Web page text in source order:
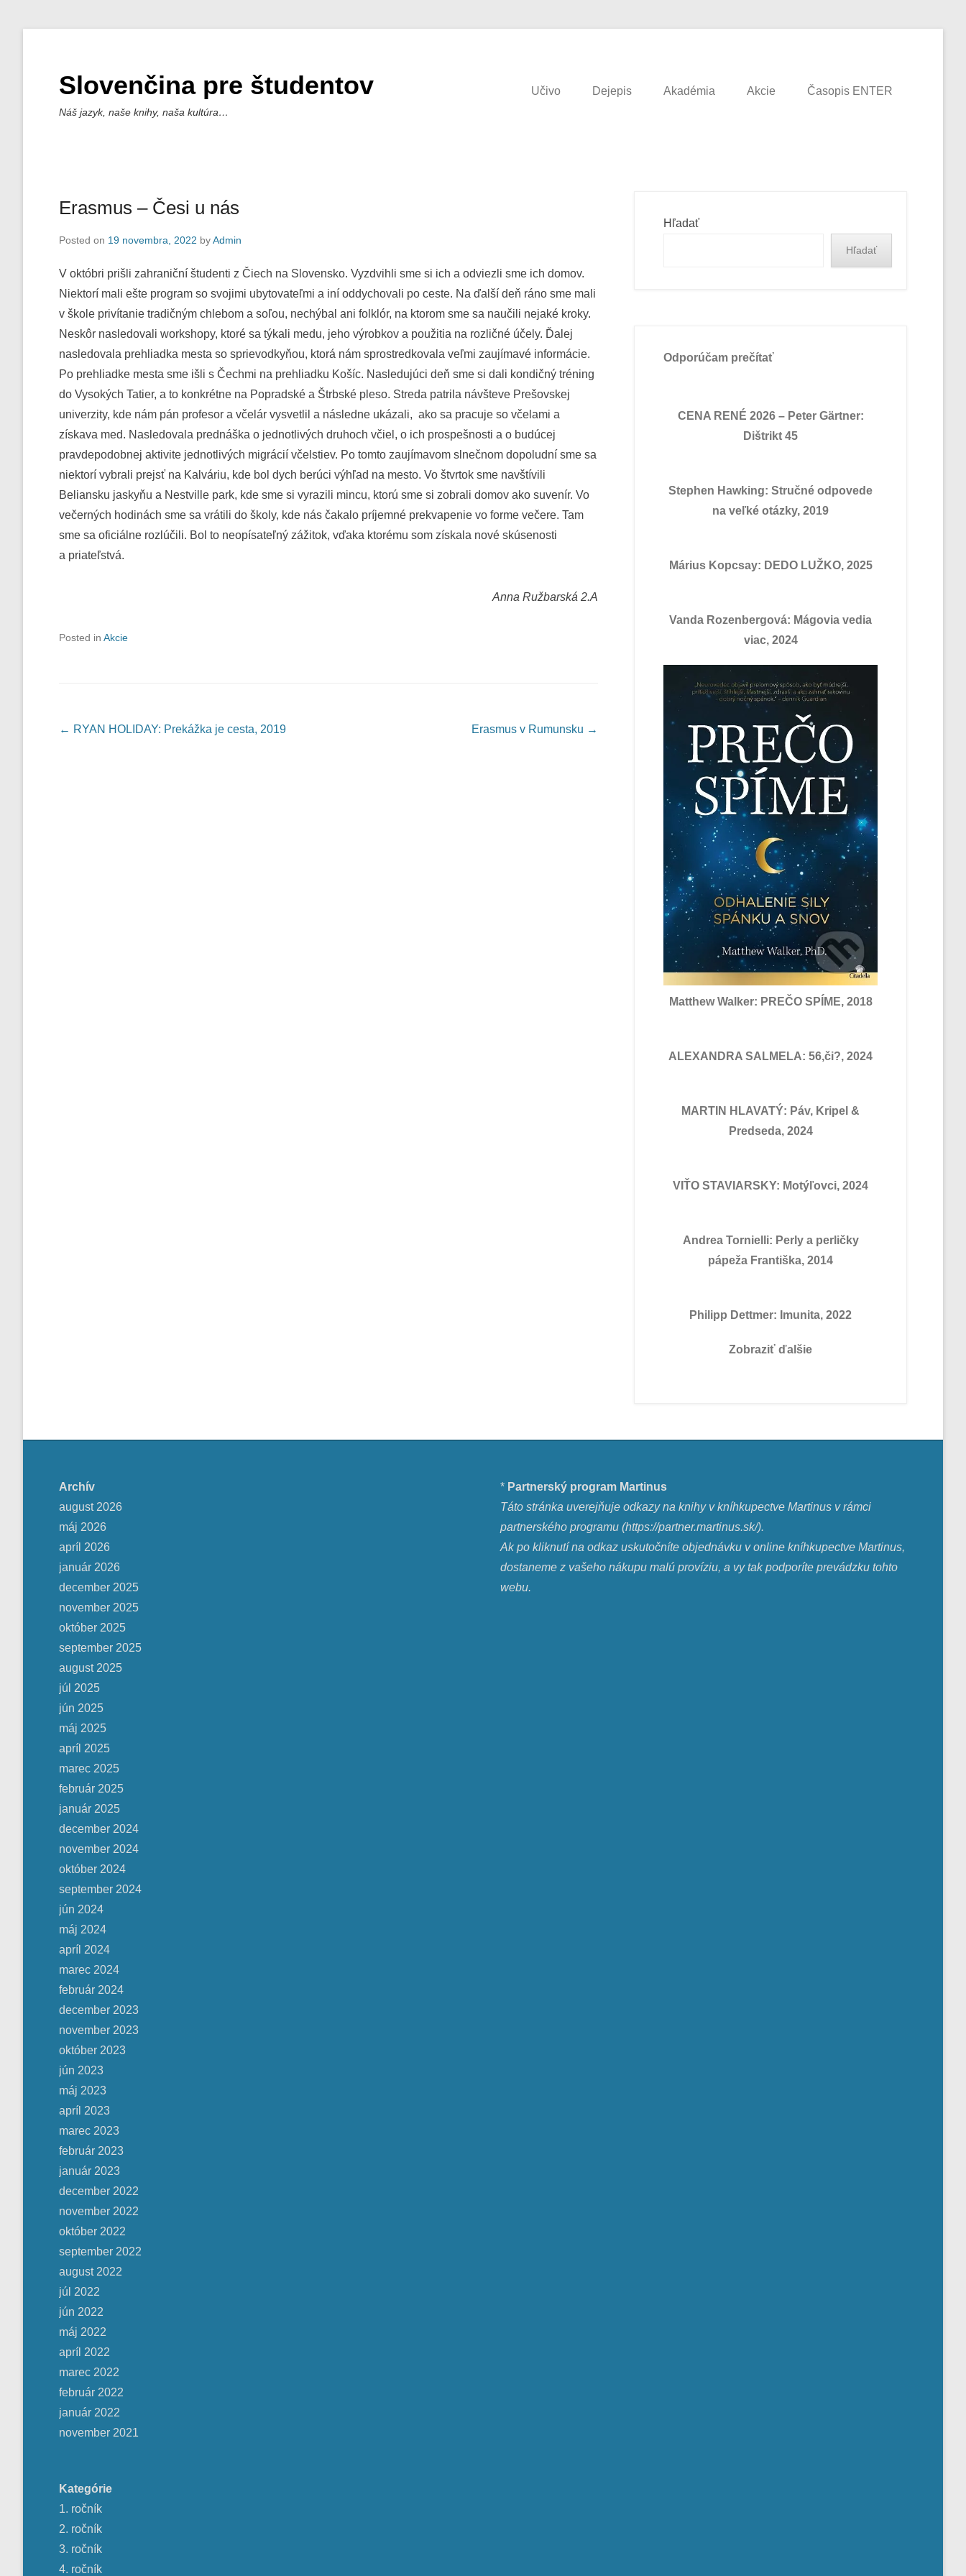
Slovenčina pre študentov
Náš jazyk, naše knihy, naša kultúra…
Učivo Dejepis Akadémia Akcie Časopis ENTER
Erasmus – Česi u nás
Posted on 19 novembra, 2022 byAdmin
V októbri prišli zahraniční študenti z Čiech na Slovensko. Vyzdvihli sme si ich a odviezli sme ich domov.
Niektorí mali ešte program so svojimi ubytovateľmi a iní oddychovali po ceste. Na ďalší deň ráno sme mali
v škole privítanie tradičným chlebom a soľou, nechýbal ani folklór, na ktorom sme sa naučili nejaké kroky.
Neskôr nasledovali workshopy, ktoré sa týkali medu, jeho výrobkov a použitia na rozličné účely. Ďalej
nasledovala prehliadka mesta so sprievodkyňou, ktorá nám sprostredkovala veľmi zaujímavé informácie.
Po prehliadke mesta sme išli s Čechmi na prehliadku Košíc. Nasledujúci deň sme si dali kondičný tréning
do Vysokých Tatier, a to konkrétne na Popradské a Štrbské pleso. Streda patrila návšteve Prešovskej
univerzity, kde nám pán profesor a včelár vysvetlil a následne ukázali, ako sa pracuje so včelami a
získava med. Nasledovala prednáška o jednotlivých druhoch včiel, o ich prospešnosti a o budúcej
pravdepodobnej aktivite jednotlivých migrácií včelstiev. Po tomto zaujímavom slnečnom dopoludní sme sa
niektorí vybrali prejsť na Kalváriu, kde bol dych berúci výhľad na mesto. Vo štvrtok sme navštívili
Beliansku jaskyňu a Nestville park, kde sme si vyrazili mincu, ktorú sme si zobrali domov ako suvenír. Vo
večerných hodinách sme sa vrátili do školy, kde nás čakalo príjemné prekvapenie vo forme večere. Tam
sme sa oficiálne rozlúčili. Bol to neopísateľný zážitok, vďaka ktorému som získala nové skúsenosti
a priateľstvá.
Anna Ružbarská 2.A
Posted in Akcie
Post navigation
← RYAN HOLIDAY: Prekážka je cesta, 2019 Erasmus v Rumunsku →
Hľadať
Hľadať
Odporúčam prečítať
CENA RENÉ 2026 – Peter Gärtner:
Dištrikt 45
Stephen Hawking: Stručné odpovede
na veľké otázky, 2019
Márius Kopcsay: DEDO LUŽKO, 2025
Vanda Rozenbergová: Mágovia vedia
viac, 2024
Matthew Walker: PREČO SPÍME, 2018
ALEXANDRA SALMELA: 56,či?, 2024
MARTIN HLAVATÝ: Páv, Kripel &
Predseda, 2024
VIŤO STAVIARSKY: Motýľovci, 2024
Andrea Tornielli: Perly a perličky
pápeža Františka, 2014
Philipp Dettmer: Imunita, 2022
Zobraziť ďalšie
Archív
august 2026
máj 2026
apríl 2026
január 2026
december 2025
november 2025
október 2025
september 2025
august 2025
júl 2025
jún 2025
máj 2025
apríl 2025
marec 2025
február 2025
január 2025
december 2024
november 2024
október 2024
september 2024
jún 2024
máj 2024
apríl 2024
marec 2024
február 2024
december 2023
november 2023
október 2023
jún 2023
máj 2023
apríl 2023
marec 2023
február 2023
január 2023
december 2022
november 2022
október 2022
september 2022
august 2022
júl 2022
jún 2022
máj 2022
apríl 2022
marec 2022
február 2022
január 2022
november 2021
Kategórie
1. ročník
2. ročník
3. ročník
4. ročník
* Partnerský program Martinus
Táto stránka uverejňuje odkazy na knihy v kníhkupectve Martinus v rámci
partnerského programu (https://partner.martinus.sk/).
Ak po kliknutí na odkaz uskutočníte objednávku v online kníhkupectve Martinus,
dostaneme z vašeho nákupu malú províziu, a vy tak podporíte prevádzku tohto
webu.